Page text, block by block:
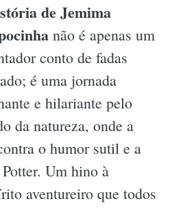
de Jemima
não é apenas um
conto de fadas
é uma jornada
e hilariante pelo
da natureza, onde a
o humor sutil e a
Um hino à
aventureiro que todos